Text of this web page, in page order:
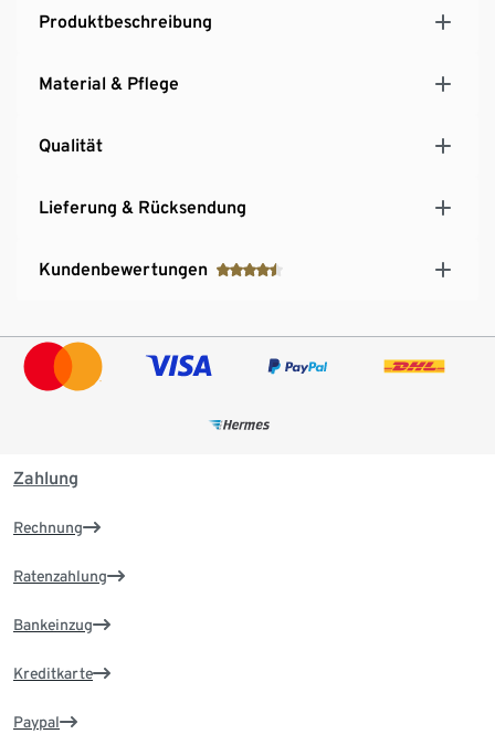
Produktbeschreibung
Material & Pflege
Qualität
Lieferung & Rücksendung
Kundenbewertungen
Zahlung
Rechnung
Ratenzahlung
Bankeinzug
Kreditkarte
Paypal